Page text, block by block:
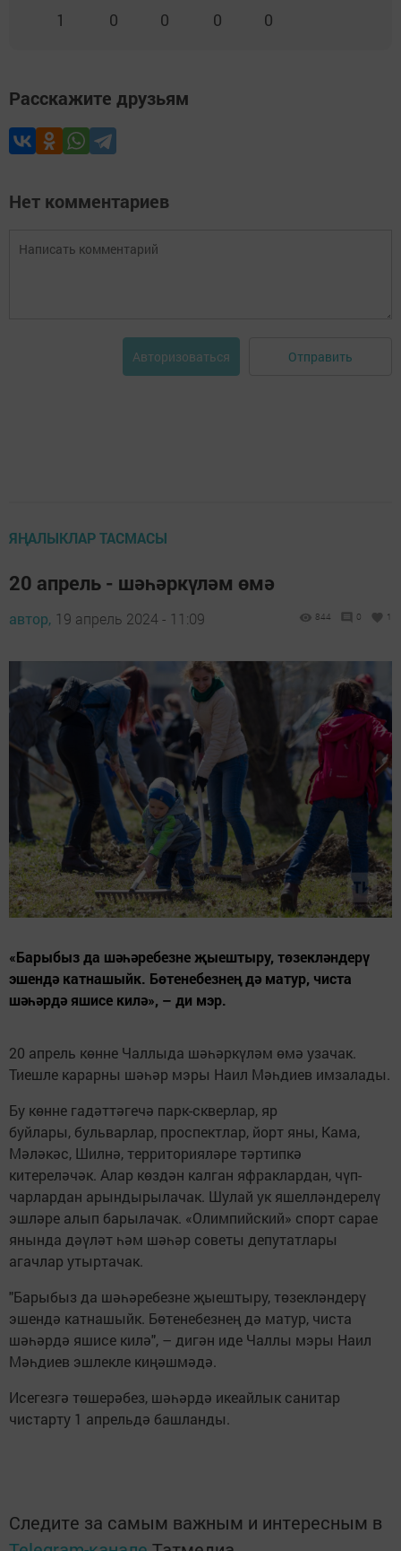
1 0 0 0 0
Расскажите друзьям
Нет комментариев
Авторизоваться Отправить
ЯҢАЛЫКЛАР ТАСМАСЫ
20 апрель - шәһәркүләм өмә
автор, 19 апрель 2024 - 11:09 844 0 1
«Барыбыз да шәһәребезне җыештыру, төзекләндерү
эшендә катнашыйк. Бөтенебезнең дә матур, чиста
шәһәрдә яшисе килә», – ди мэр.
20 апрель көнне Чаллыда шәһәркүләм өмә узачак.
Тиешле карарны шәһәр мэры Наил Мәһдиев имзалады.
Бу көнне гадәттәгечә парк-скверлар, яр
буйлары, бульварлар, проспектлар, йорт яны, Кама,
Мәләкәс, Шилнә, территорияләре тәртипкә
китереләчәк. Алар көздән калган яфраклардан, чүп-
чарлардан арындырылачак. Шулай ук яшелләндерелү
эшләре алып барылачак. «Олимпийский» спорт сарае
янында дәүләт һәм шәһәр советы депутатлары
агачлар утыртачак.
"Барыбыз да шәһәребезне җыештыру, төзекләндерү
эшендә катнашыйк. Бөтенебезнең дә матур, чиста
шәһәрдә яшисе килә", – дигән иде Чаллы мэры Наил
Мәһдиев эшлекле киңәшмәдә.
Исегезгә төшерәбез, шәһәрдә икеайлык санитар
чистарту 1 апрельдә башланды.
Следите за самым важным и интересным в